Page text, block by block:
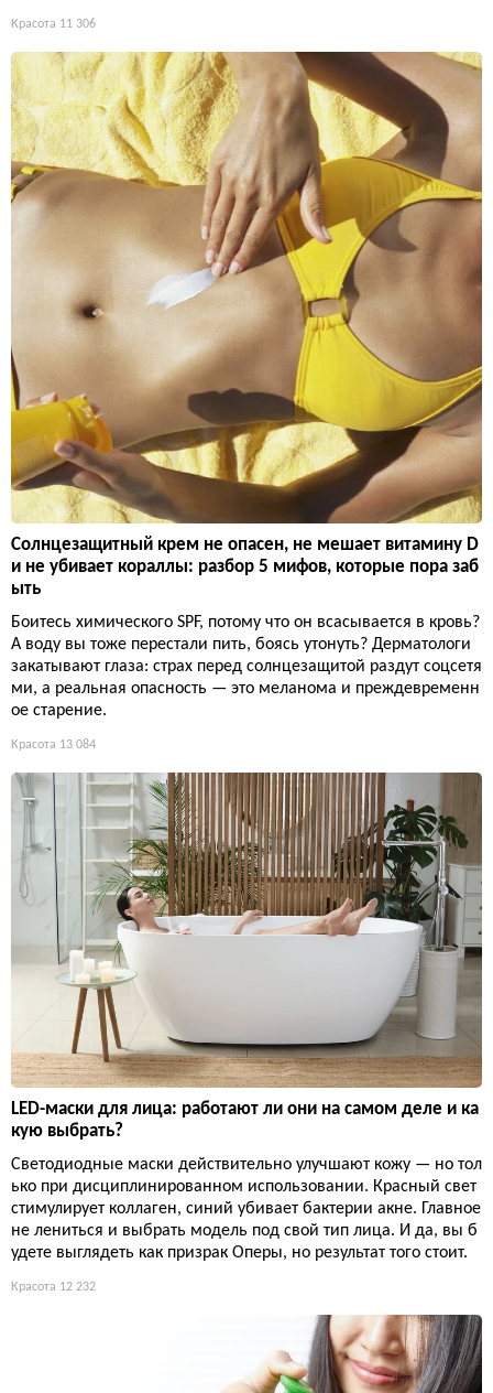
Красота 11 306
Солнцезащитный крем не опасен, не мешает витамину D
и не убивает кораллы: разбор 5 мифов, которые пора заб
ыть
Боитесь химического SPF, потому что он всасывается в кровь?
А воду вы тоже перестали пить, боясь утонуть? Дерматологи
закатывают глаза: страх перед солнцезащитой раздут соцсетя
ми, а реальная опасность — это меланома и преждевременн
ое старение.
Красота 13 084
LED-маски для лица: работают ли они на самом деле и ка
кую выбрать?
Светодиодные маски действительно улучшают кожу — но тол
ько при дисциплинированном использовании. Красный свет
стимулирует коллаген, синий убивает бактерии акне. Главное
не лениться и выбрать модель под свой тип лица. И да, вы б
удете выглядеть как призрак Оперы, но результат того стоит.
Красота 12 232